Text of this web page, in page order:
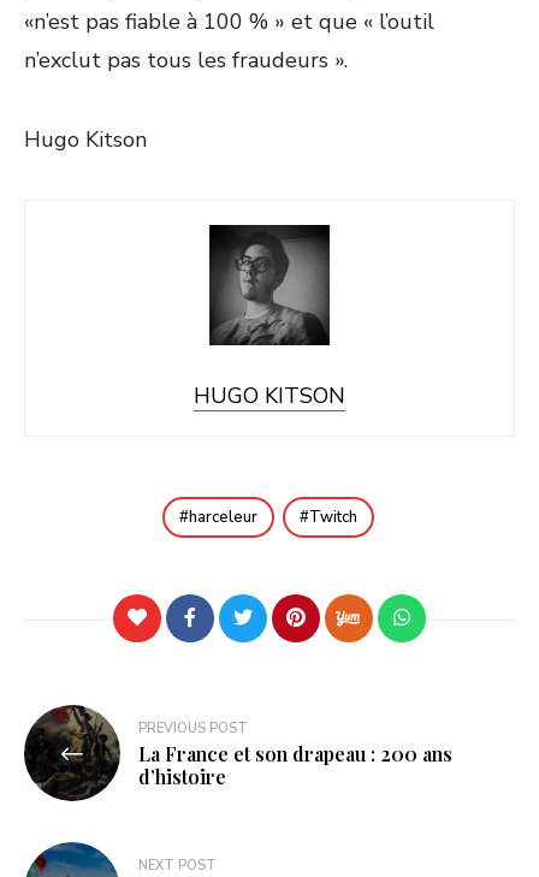
«n’est pas fiable à 100 % » et que « l’outil
n’exclut pas tous les fraudeurs ».
Hugo Kitson
HUGO KITSON
harceleur Twitch
Navigation
de
l’article
PREVIOUS POST
La France et son drapeau : 200 ans
d’histoire
NEXT POST